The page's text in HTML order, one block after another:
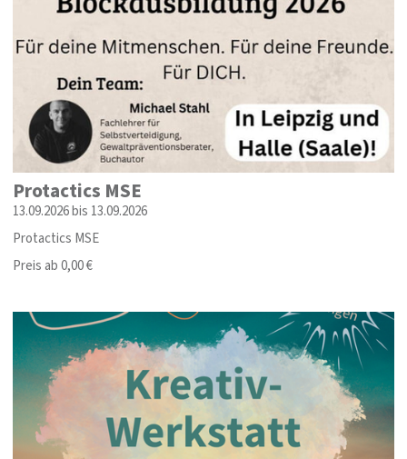
Protactics MSE
13.09.2026 bis 13.09.2026
Protactics MSE
Preis ab 0,00 €